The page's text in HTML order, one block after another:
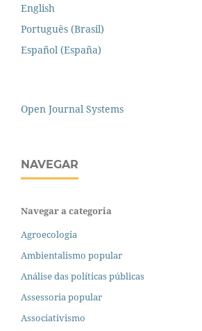
English
Português (Brasil)
Español (España)
Open Journal Systems
NAVEGAR
Navegar a categoria
Agroecologia
Ambientalismo popular
Análise das políticas públicas
Assessoria popular
Associativismo